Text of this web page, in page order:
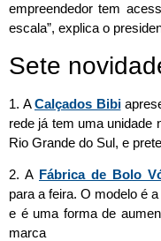
empreendedor tem
escala”, explica o
Sete
1. ACalçados Bibi
rede já tem uma unidade
Rio Grande do Sul, e
2. A Fábrica de Bolo
para a feira. O modelo é
e é uma forma de
marca